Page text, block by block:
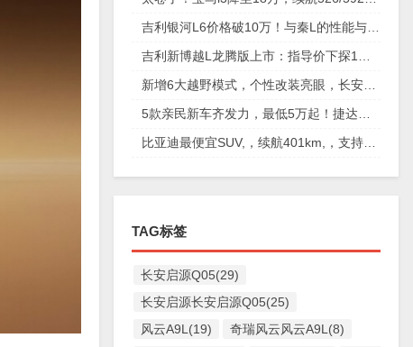
TAG标签
长安启源Q05(29)
长安启源长安启源Q05(25)
风云A9L(19)
奇瑞风云风云A9L(8)